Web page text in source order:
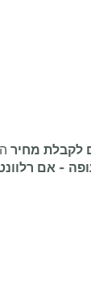
לקבלת מחיר
- אם